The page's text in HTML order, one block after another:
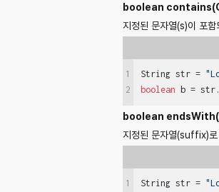
boolean
지정된 문자열(s)이 포
1
2
String str =
boolean b =
boolean
지정된 문자열(suffix)로
1
String str =